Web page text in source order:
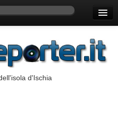
d'Ischia